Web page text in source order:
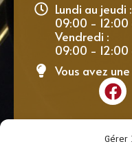
Gérer
Lundi au jeudi :
09:00 - 12:00
Vendredi :
09:00 - 12:00
Vous avez